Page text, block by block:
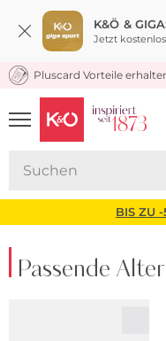
K&Ö &
Jetzt
30
Pluscard Vorteile
UNSERE APP
CLICK &
BIS ZU
Passende